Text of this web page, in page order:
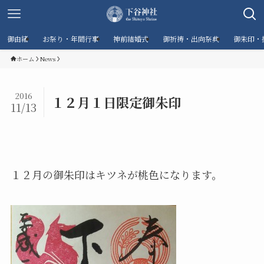
御由緒 お祭り・年間行事 神前結婚式 御祈祷・出向祭典 御朱印・
ホーム News
１２月１日限定御朱印
2016
11/13
１２月の御朱印はキツネが桃色になります。